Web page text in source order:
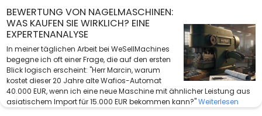
BEWERTUNG VON NAGELMASCHINEN:
WAS KAUFEN SIE WIRKLICH? EINE
EXPERTENANALYSE
In meiner täglichen Arbeit bei WeSellMachines
begegne ich oft einer Frage, die auf den ersten
Blick logisch erscheint: "Herr Marcin, warum
kostet dieser 20 Jahre alte Wafios-Automat
40.000 EUR, wenn ich eine neue Maschine mit ähnlicher Leistung aus
asiatischem Import für 15.000 EUR bekommen kann?"Weiterlesen